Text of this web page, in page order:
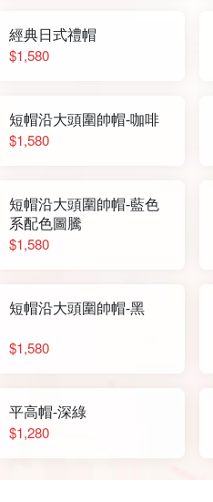
經典日式禮帽
$1,580
短帽沿大頭圍帥帽-咖啡
$1,580
短帽沿大頭圍帥帽-藍色
系配色圖騰
$1,580
短帽沿大頭圍帥帽-黑
$1,580
平高帽-深綠
$1,280